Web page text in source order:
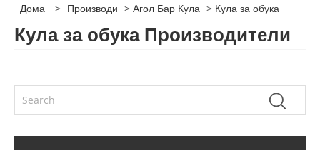
Дома > Производи >Агол Бар Кула > Кула за обука
Кула за обука Производители